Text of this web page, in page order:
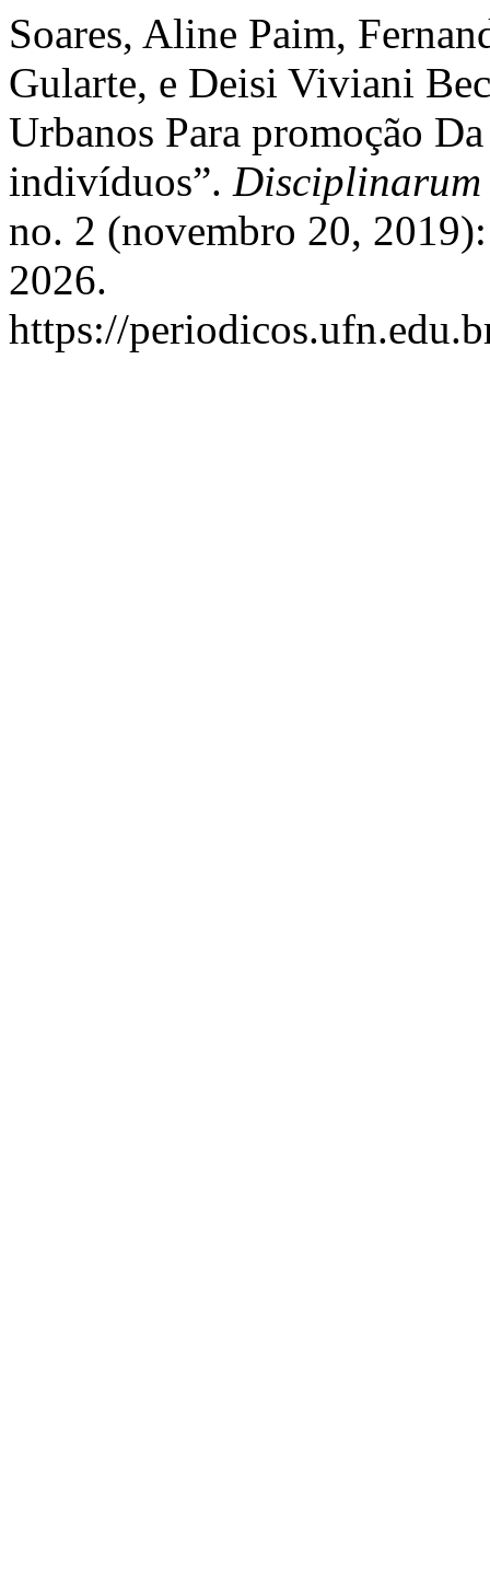
Soares, Aline Paim,
Gularte, e Deisi Viviani
Urbanos Para promoção
indivíduos”. Disciplinarum
no. 2 (novembro 20,
2026.
https://